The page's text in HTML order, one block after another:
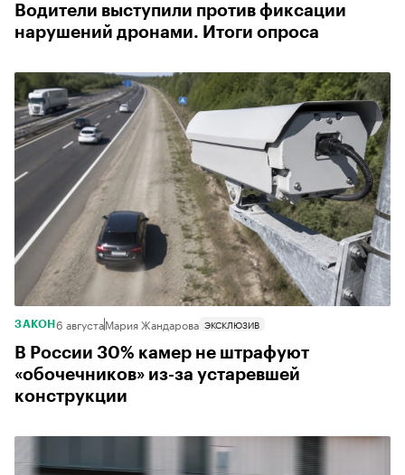
Водители выступили против фиксации
нарушений дронами. Итоги опроса
ЗАКОН 6 августаМария Жандарова ЭКСКЛЮЗИВ
В России 30% камер не штрафуют
«обочечников» из-за устаревшей
конструкции